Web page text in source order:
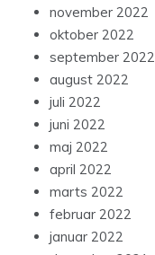
november 2022
oktober 2022
september 2022
august 2022
juli 2022
juni 2022
maj 2022
april 2022
marts 2022
februar 2022
januar 2022